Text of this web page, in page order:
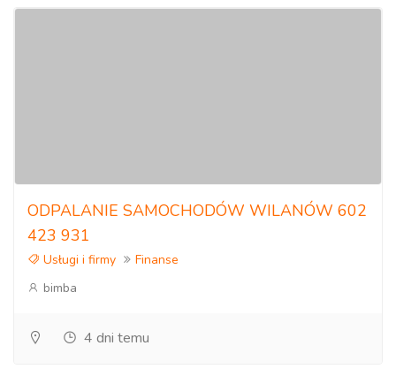
ODPALANIE SAMOCHODÓW WILANÓW 602
423 931
Usługi i firmy
Finanse
bimba
4 dni temu